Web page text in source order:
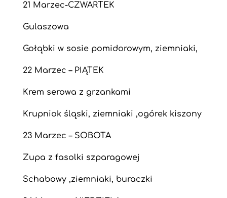
21 Marzec-CZWARTEK
Gulaszowa
Gołąbki w sosie pomidorowym, ziemniaki,
22 Marzec – PIĄTEK
Krem serowa z grzankami
Krupniok śląski, ziemniaki ,ogórek kiszony
23 Marzec – SOBOTA
Zupa z fasolki szparagowej
Schabowy ,ziemniaki, buraczki